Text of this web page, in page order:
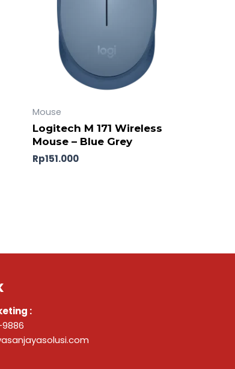
Mouse
Logitech M 171 Wireless
Mouse – Blue Grey
Rp151.000
: